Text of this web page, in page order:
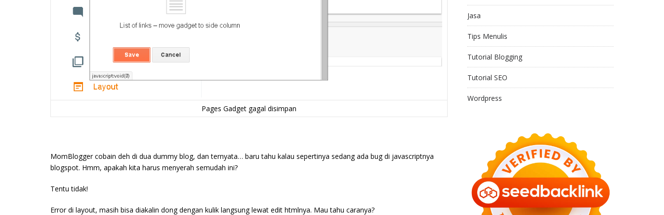
Pages Gadget gagal disimpan
MomBlogger cobain deh di dua dummy blog, dan ternyata… baru tahu kalau sepertinya sedang ada bug di javascriptnya
blogspot. Hmm, apakah kita harus menyerah semudah ini?
Tentu tidak!
Error di layout, masih bisa diakalin dong dengan kulik langsung lewat edit htmlnya. Mau tahu caranya?
Jasa
Tips Menulis
Tutorial Blogging
Tutorial SEO
Wordpress